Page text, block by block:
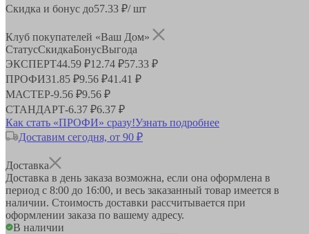
Скидка и бонус до57.33 ₽/ шт
Клуб покупателей «Ваш Дом»
СтатусСкидкаБонусВыгода
ЭКСПЕРТ44.59 ₽12.74 ₽57.33 ₽
ПРОФИ31.85 ₽9.56 ₽41.41 ₽
МАСТЕР-9.56 ₽9.56 ₽
СТАНДАРТ-6.37 ₽6.37 ₽
Как стать «ПРОФИ» сразу!Узнать подробнее
Доставим сегодня, от 90 ₽
Доставка
Доставка в день заказа возможна, если она оформлена в
период с 8:00 до 16:00, и весь заказанный товар имеется в
наличии. Стоимость доставки рассчитывается при
оформлении заказа по вашему адресу.
В наличии